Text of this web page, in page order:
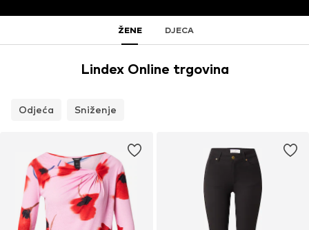
ŽENE DJECA
Lindex Online trgovina
Odjeća Sniženje